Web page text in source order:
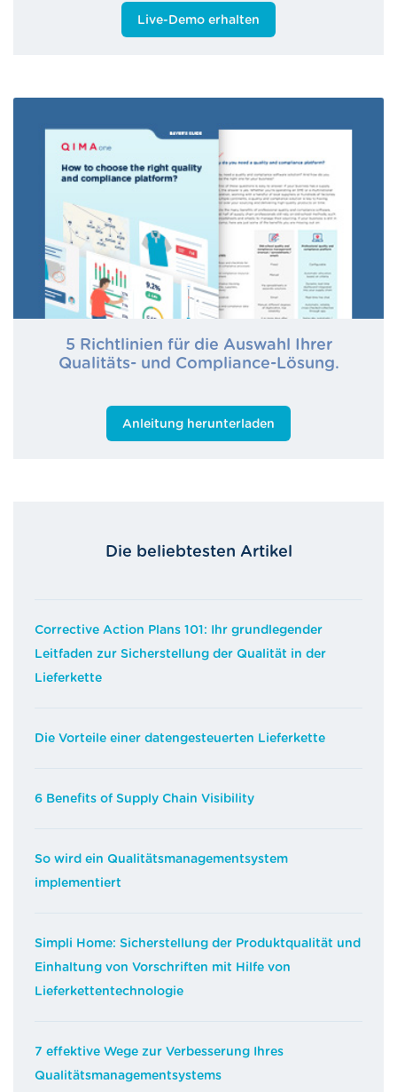
Live-Demo erhalten
5 Richtlinien für die Auswahl Ihrer
Qualitäts- und Compliance-Lösung.
Anleitung herunterladen
Die beliebtesten Artikel
Corrective Action Plans 101: Ihr grundlegender
Leitfaden zur Sicherstellung der Qualität in der
Lieferkette
Die Vorteile einer datengesteuerten Lieferkette
6 Benefits of Supply Chain Visibility
So wird ein Qualitätsmanagementsystem
implementiert
Simpli Home: Sicherstellung der Produktqualität und
Einhaltung von Vorschriften mit Hilfe von
Lieferkettentechnologie
7 effektive Wege zur Verbesserung Ihres
Qualitätsmanagementsystems